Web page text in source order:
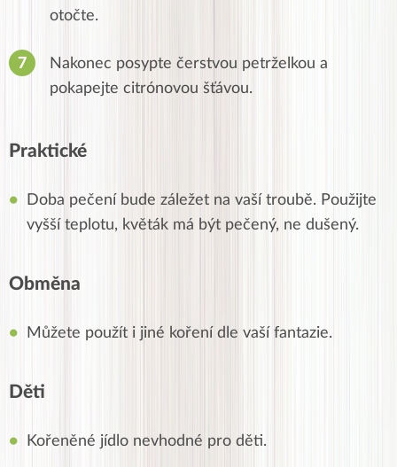
otočte.
Nakonec posypte čerstvou petrželkou a
pokapejte citrónovou šťávou.
Praktické
Doba pečení bude záležet na vaší troubě. Použijte
vyšší teplotu, květák má být pečený, ne dušený.
Obměna
Můžete použít i jiné koření dle vaší fantazie.
Děti
Kořeněné jídlo nevhodné pro děti.